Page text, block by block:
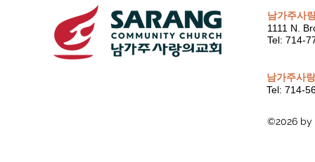
남가주사
1111 N.
Tel: 714-
남가주사
Tel: 714-
©2026 by